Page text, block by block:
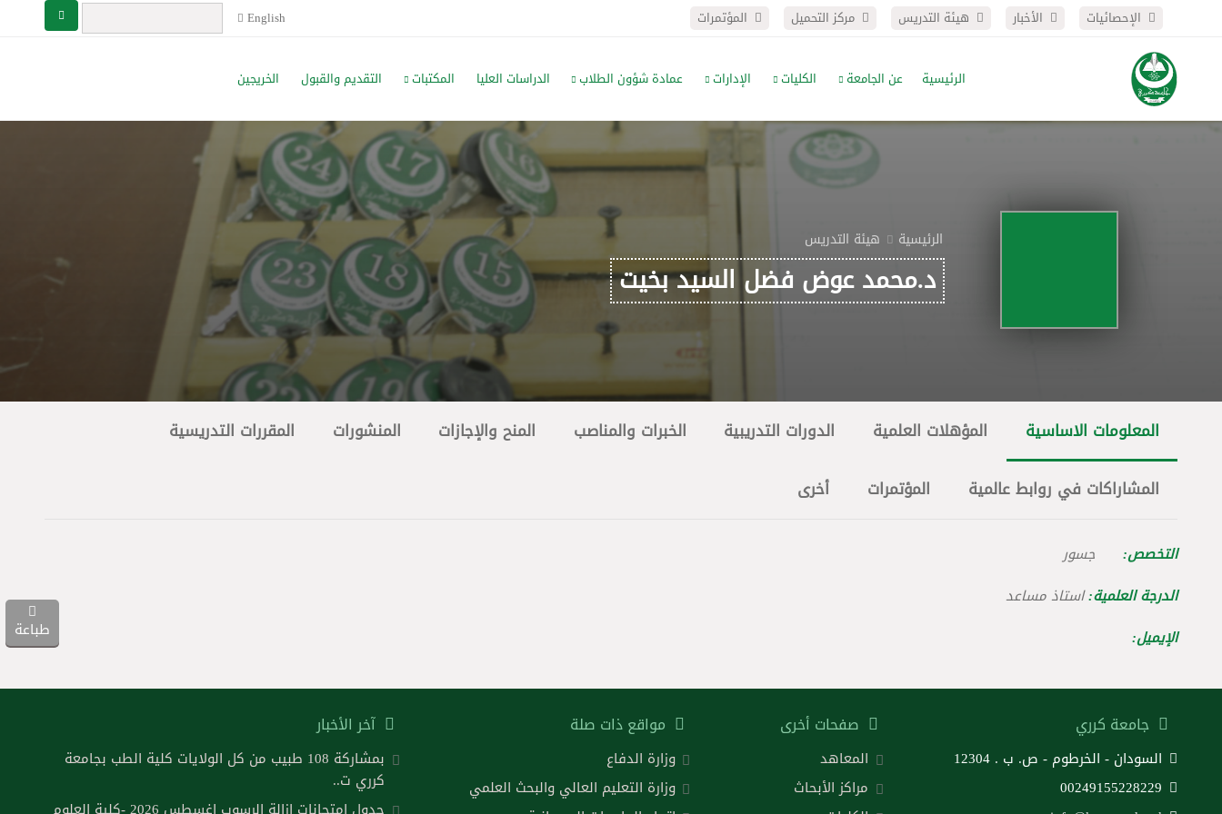
الإحصائيات الأخبار هيئة التدريس مركز التحميل المؤتمرات English
الرئيسية عن الجامعة الكليات الإدارات عمادة شؤون الطلاب الدراسات العليا المكتبات التقديم والقبول الخريجين
طباعة
الرئيسية هيئة التدريس
د.محمد عوض فضل السيد بخيت
المعلومات الاساسية المؤهلات العلمية الدورات التدريبية الخبرات والمناصب المنح والإجازات المنشورات المقررات التدريسية
المشاراكات في روابط عالمية المؤتمرات أخرى
التخصص:
جسور
الدرجة العلمية:استاذ مساعد
الإيميل:
جامعة كرري
السودان - الخرطوم - ص. ب . 12304
00249155228229
صفحات أخرى
المعاهد
مراكز الأبحاث
مواقع ذات صلة
وزارة الدفاع
وزارة التعليم العالي والبحث العلمي
آخر الأخبار
بمشاركة 108 طبيب من كل الولايات كلية الطب بجامعة
كرري ت..